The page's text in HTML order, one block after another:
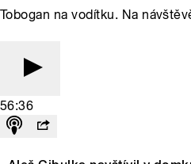
Tobogan na vodítku. Na
56:36